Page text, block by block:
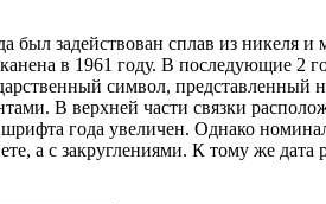
был задействован сплав из
в 1961 году. В последующие 2
символ,
В верхней части связки
года увеличен. Однако
а с закруглениями. К тому же